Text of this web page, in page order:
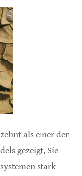
als einer der
gezeigt. Sie
stark